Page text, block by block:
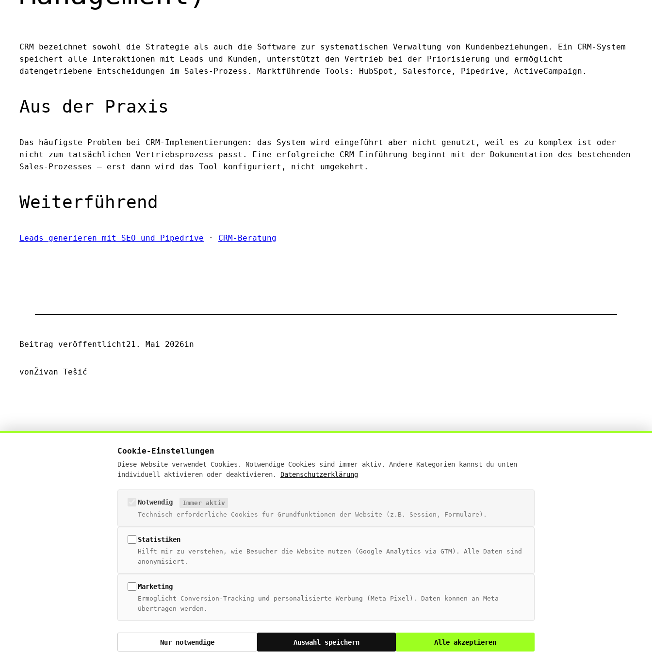
CRM bezeichnet sowohl die Strategie als auch die Software zur systematischen Verwaltung von Kundenbeziehungen. Ein CRM-System
speichert alle Interaktionen mit Leads und Kunden, unterstützt den Vertrieb bei der Priorisierung und ermöglicht
datengetriebene Entscheidungen im Sales-Prozess. Marktführende Tools: HubSpot, Salesforce, Pipedrive, ActiveCampaign.
Aus der Praxis
Das häufigste Problem bei CRM-Implementierungen: das System wird eingeführt aber nicht genutzt, weil es zu komplex ist oder
nicht zum tatsächlichen Vertriebsprozess passt. Eine erfolgreiche CRM-Einführung beginnt mit der Dokumentation des bestehenden
Sales-Prozesses — erst dann wird das Tool konfiguriert, nicht umgekehrt.
Weiterführend
Leads generieren mit SEO und Pipedrive · CRM-Beratung
Beitrag veröffentlicht21. Mai 2026in
vonŽivan Tešić
Digital Sales Experte · KI-Businessanalyst (IHK)
NAVIGATION
Beratung
Digitales Wiki
AI Overviews
MCP Server
© 2026 Živan Tešić – Alle Rechte vorbehalten
Cookie-Einstellungen
Diese Website verwendet Cookies. Notwendige Cookies sind immer aktiv. Andere Kategorien kannst du unten
individuell aktivieren oder deaktivieren. Datenschutzerklärung
Notwendig
Immer aktiv
Technisch erforderliche Cookies für Grundfunktionen der Website (z.B. Session, Formulare).
Statistiken
Hilft mir zu verstehen, wie Besucher die Website nutzen (Google Analytics via GTM). Alle Daten sind
anonymisiert.
Marketing
Ermöglicht Conversion-Tracking und personalisierte Werbung (Meta Pixel). Daten können an Meta
übertragen werden.
Nur notwendige Auswahl speichern Alle akzeptieren